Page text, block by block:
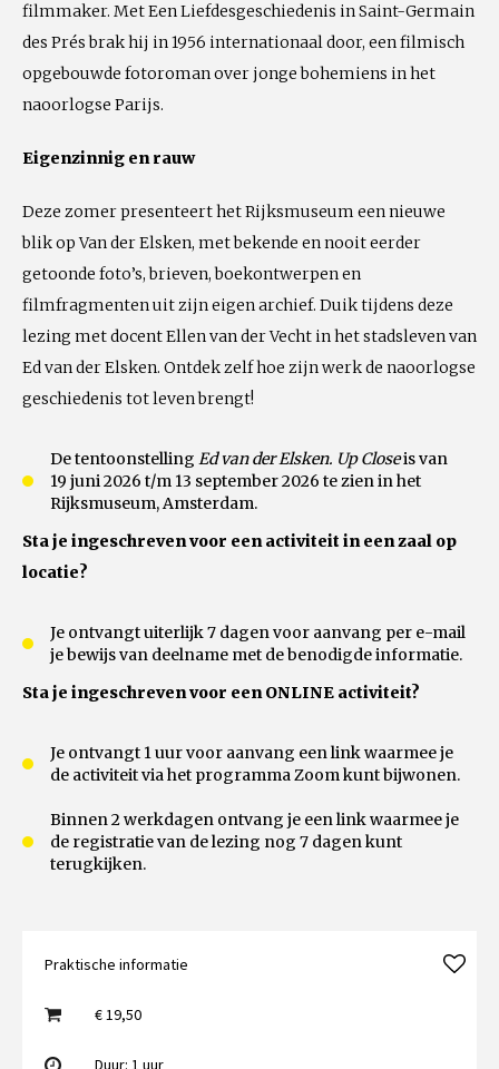
filmmaker. Met Een Liefdesgeschiedenis in Saint-Germain
des Prés brak hij in 1956 internationaal door, een filmisch
opgebouwde fotoroman over jonge bohemiens in het
naoorlogse Parijs.
Eigenzinnig en rauw
Deze zomer presenteert het Rijksmuseum een nieuwe
blik op Van der Elsken, met bekende en nooit eerder
getoonde foto’s, brieven, boekontwerpen en
filmfragmenten uit zijn eigen archief. Duik tijdens deze
lezing met docent Ellen van der Vecht in het stadsleven van
Ed van der Elsken. Ontdek zelf hoe zijn werk de naoorlogse
geschiedenis tot leven brengt!
De tentoonstelling Ed van der Elsken. Up Closeis van
19 juni 2026 t/m 13 september 2026 te zien in het
Rijksmuseum, Amsterdam.
Sta je ingeschreven voor een activiteit in een zaal op
locatie?
Je ontvangt uiterlijk 7 dagen voor aanvang per e-mail
je bewijs van deelname met de benodigde informatie.
Sta je ingeschreven voor een ONLINE activiteit?
Je ontvangt 1 uur voor aanvang een link waarmee je
de activiteit via het programma Zoom kunt bijwonen.
Binnen 2 werkdagen ontvang je een link waarmee je
de registratie van de lezing nog 7 dagen kunt
terugkijken.
Praktische informatie
€ 19,50
Duur: 1 uur